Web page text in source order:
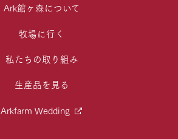
Ark館ヶ森について
牧場に行く
私たちの取り組み
生産品を見る
Arkfarm Wedding